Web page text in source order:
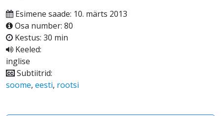
Esimene saade: 10. märts 2013
Osa number: 80
Kestus: 30 min
Keeled:
inglise
Subtiitrid:
soome, eesti, rootsi